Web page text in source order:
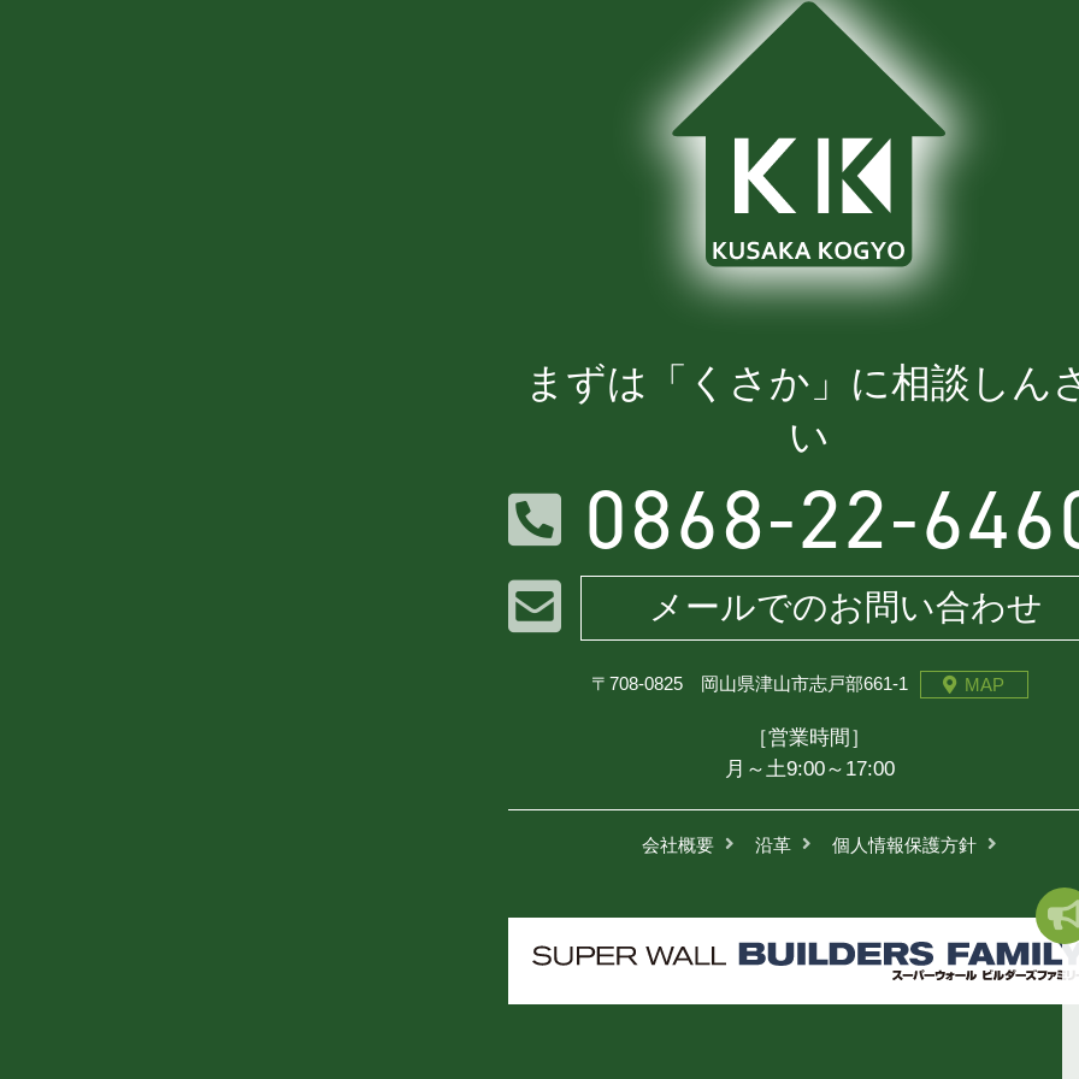
まずは「くさか」に相談しん
い
0868-22-
メールでのお問い合わせ
〒708-0825 岡山県津山市志戸部661-1 MAP
［営業時間］
月～土9:00～17:00
会社概要 沿革 個人情報保護方針